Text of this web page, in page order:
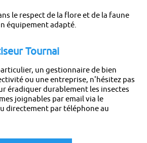
le respect de la flore et de la faune
équipement adapté.
Tournai
un gestionnaire de bien
ou une entreprise, n'hésitez pas
éradiquer durablement les insectes
joignables par email via le
directement par téléphone au